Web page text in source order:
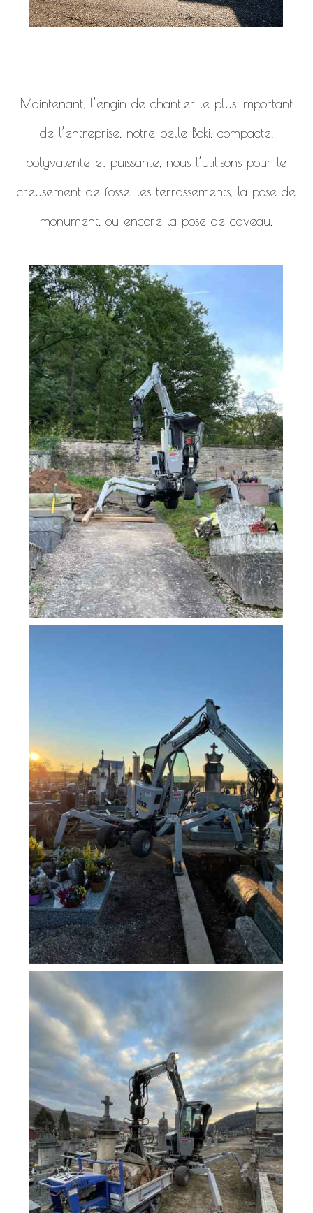
Maintenant, l’engin de chantier le plus important
de l’entreprise, notre pelle Boki, compacte,
polyvalente et puissante, nous l’utilisons pour le
creusement de fosse, les terrassements, la pose de
monument, ou encore la pose de caveau.